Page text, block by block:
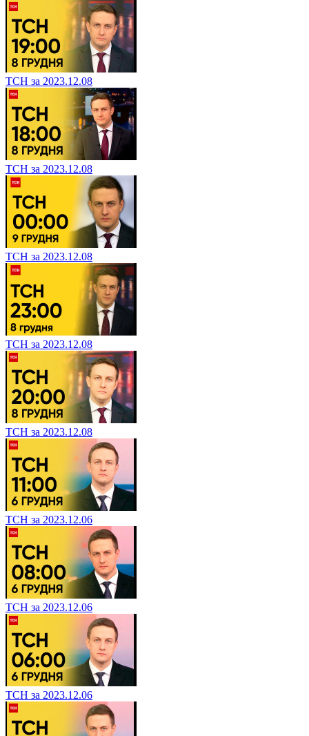
ТСН за 2023.12.08
ТСН за 2023.12.08
ТСН за 2023.12.08
ТСН за 2023.12.08
ТСН за 2023.12.08
ТСН за 2023.12.06
ТСН за 2023.12.06
ТСН за 2023.12.06